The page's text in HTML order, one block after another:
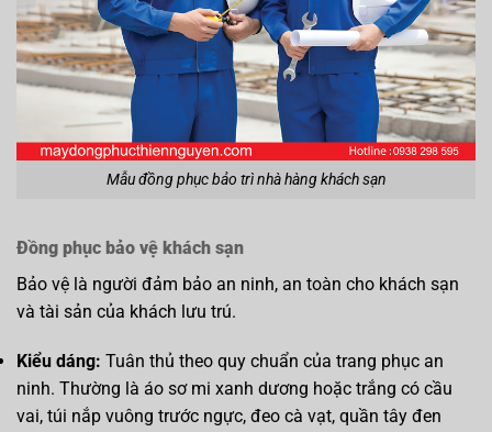
Mẫu đồng phục bảo trì nhà hàng khách sạn
Đồng phục bảo vệ khách sạn
Bảo vệ là người đảm bảo an ninh, an toàn cho khách sạn
và tài sản của khách lưu trú.
Kiểu dáng: Tuân thủ theo quy chuẩn của trang phục an
ninh. Thường là áo sơ mi xanh dương hoặc trắng có cầu
vai, túi nắp vuông trước ngực, đeo cà vạt, quần tây đen